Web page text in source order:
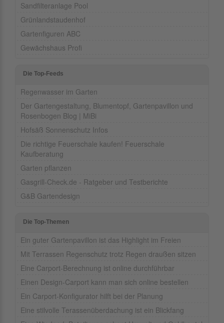
Sandfilteranlage Pool
Grünlandstaudenhof
Gartenfiguren ABC
Gewächshaus Profi
Die Top-Feeds
Regenwasser im Garten
Der Gartengestaltung, Blumentopf, Gartenpavillon und
Rosenbogen Blog | MiBi
Hofsäß Sonnenschutz Infos
Die richtige Feuerschale kaufen! Feuerschale
Kaufberatung
Garten pflanzen
Gasgrill-Check.de - Ratgeber und Testberichte
G&B Gartendesign
Die Top-Themen
Ein guter Gartenpavillon ist das Highlight im Freien
Mit Terrassen Regenschutz trotz Regen draußen sitzen
Eine Carport-Berechnung ist online durchführbar
Einen Design-Carport kann man sich online bestellen
Ein Carport-Konfigurator hilft bei der Planung
Eine stilvolle Terassenüberdachung ist ein Blickfang